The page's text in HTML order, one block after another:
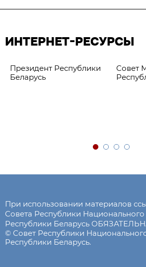
ИНТЕРНЕТ-РЕСУРСЫ
Президент Республики
Беларусь
Совет
При использовании материалов
Совета Республики
Республики Беларусь
© Совет Республики
Республики Беларусь.